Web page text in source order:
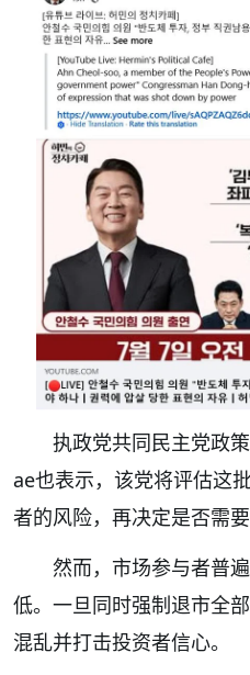
执政党共同民主党政
ae也表示，该党将评估这
者的风险，再决定是否需
然而，市场参与者普
低。一旦同时强制退市全
混乱并打击投资者信心。